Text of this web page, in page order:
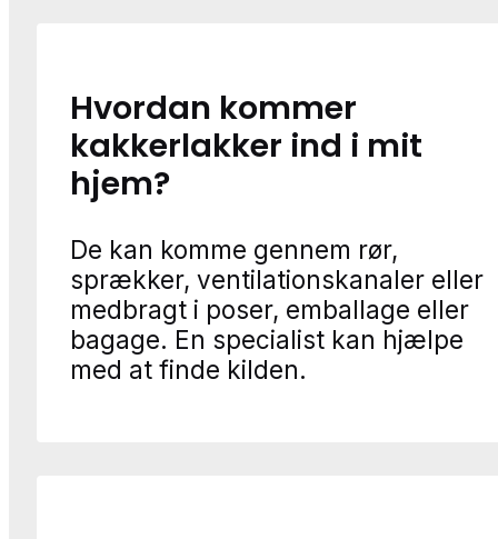
Hvordan kommer
kakkerlakker ind i mit
hjem?
De kan komme gennem rør,
sprækker, ventilationskanaler eller
medbragt i poser, emballage eller
bagage. En specialist kan hjælpe
med at finde kilden.